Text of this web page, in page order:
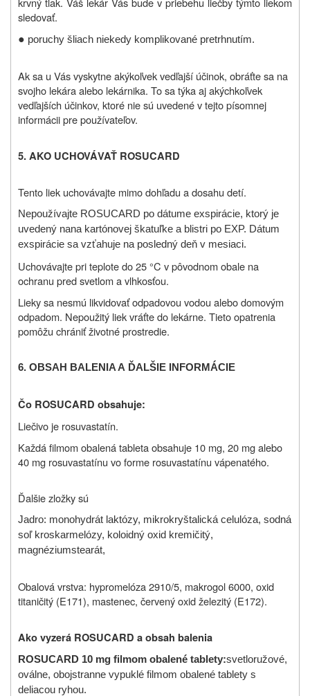
sledovať.
● poruchy šliach niekedy komplikované pretrhnutím.
Ak sa u Vás vyskytne akýkoľvek vedľajší účinok, obráťte sa na
svojho lekára alebo lekárnika. To sa týka aj akýchkoľvek
vedľajších účinkov, ktoré nie sú uvedené v tejto písomnej
informácii pre používateľov.
5. AKO UCHOVÁVAŤ ROSUCARD
Tento liek uchovávajte mimo dohľadu a dosahu detí.
Nepoužívajte ROSUCARD po dátume exspirácie, ktorý je
uvedený nana kartónovej škatuľke a blistri po EXP. Dátum
exspirácie sa vzťahuje na posledný deň v mesiaci.
Uchovávajte pri teplote do 25 °C v pôvodnom obale na
ochranu pred svetlom a vlhkosťou.
Lieky sa nesmú likvidovať odpadovou vodou alebo domovým
odpadom. Nepoužitý liek vráťte do lekárne. Tieto opatrenia
pomôžu chrániť životné prostredie.
6. OBSAH BALENIA A ĎALŠIE INFORMÁCIE
Čo ROSUCARD obsahuje:
Liečivo je rosuvastatín.
Každá filmom obalená tableta obsahuje 10 mg, 20 mg alebo
40 mg rosuvastatínu vo forme rosuvastatínu vápenatého.
Ďalšie zložky sú
Jadro: monohydrát laktózy, mikrokryštalická celulóza, sodná
soľ kroskarmelózy, koloidný oxid kremičitý,
magnéziumstearát,
Obalová vrstva: hypromelóza 2910/5, makrogol 6000, oxid
titaničitý (E171), mastenec, červený oxid železitý (E172).
Ako vyzerá ROSUCARD a obsah balenia
ROSUCARD 10 mg filmom obalené tablety:svetloružové,
oválne, obojstranne vypuklé filmom obalené tablety s
deliacou ryhou.